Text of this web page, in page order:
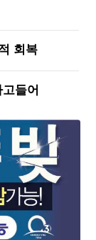
회복
들어